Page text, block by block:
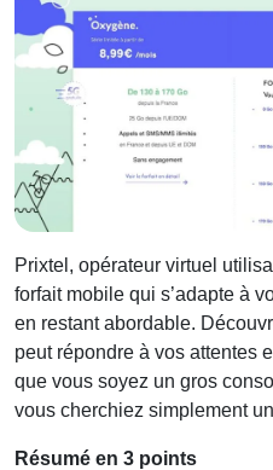
Prixtel, opérateur virtuel
forfait mobile qui s’adapte à
en restant abordable.
peut répondre à vos attentes
que vous soyez un gros
vous cherchiez simplement
Résumé en 3 points